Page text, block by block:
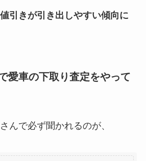
引きが引き出しやすい傾向に
愛車の下取り査定をやって
んで必ず聞かれるのが、